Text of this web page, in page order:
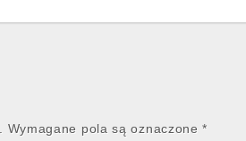
Wymagane pola są oznaczone*